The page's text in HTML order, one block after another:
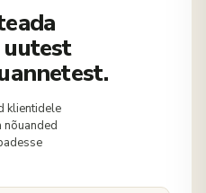
uutest
klientidele
nõuanded